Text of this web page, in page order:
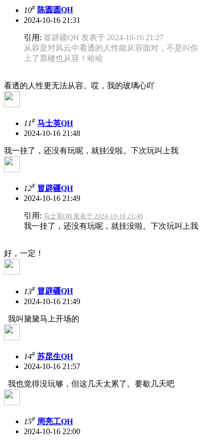
10# 陈圆圆QH
2024-10-16 21:31
引用: 冒辟疆QH 发表于 2024-10-16 21:27
从容是对风云中看透的人性能从容面对，不是叫你
上了票楼也从容！哈哈
看透的人性更无法从容。哎，我的玻璃心吖
11# 马士英QH
2024-10-16 21:48
我一挂了，还没有玩呢，就挂没啦。下次玩叫上我
12# 冒辟疆QH
2024-10-16 21:49
引用: 马士英QH 发表于 2024-10-16 21:48
我一挂了，还没有玩呢，就挂没啦。下次玩叫上我
好，一定！
13# 冒辟疆QH
2024-10-16 21:49
我叫黛黛马上开场的
14# 苏昆生QH
2024-10-16 21:57
我也觉得没玩够，但这几天太累了。要歇几天吧
15# 周亮工QH
2024-10-16 22:00